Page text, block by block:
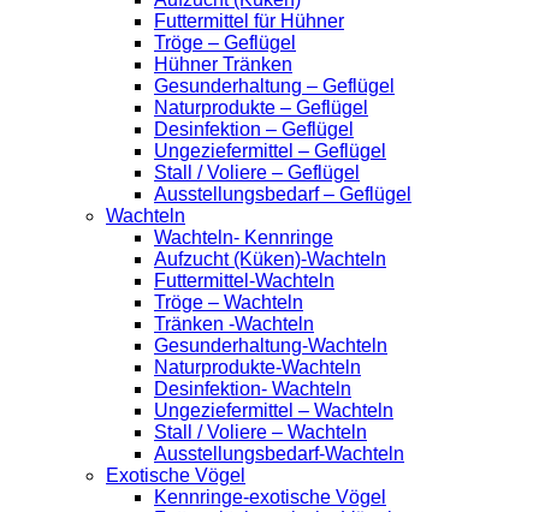
Futtermittel für Hühner
Tröge – Geflügel
Hühner Tränken
Gesunderhaltung – Geflügel
Naturprodukte – Geflügel
Desinfektion – Geflügel
Ungeziefermittel – Geflügel
Stall / Voliere – Geflügel
Ausstellungsbedarf – Geflügel
Wachteln
Wachteln- Kennringe
Aufzucht (Küken)-Wachteln
Futtermittel-Wachteln
Tröge – Wachteln
Tränken -Wachteln
Gesunderhaltung-Wachteln
Naturprodukte-Wachteln
Desinfektion- Wachteln
Ungeziefermittel – Wachteln
Stall / Voliere – Wachteln
Ausstellungsbedarf-Wachteln
Exotische Vögel
Kennringe-exotische Vögel